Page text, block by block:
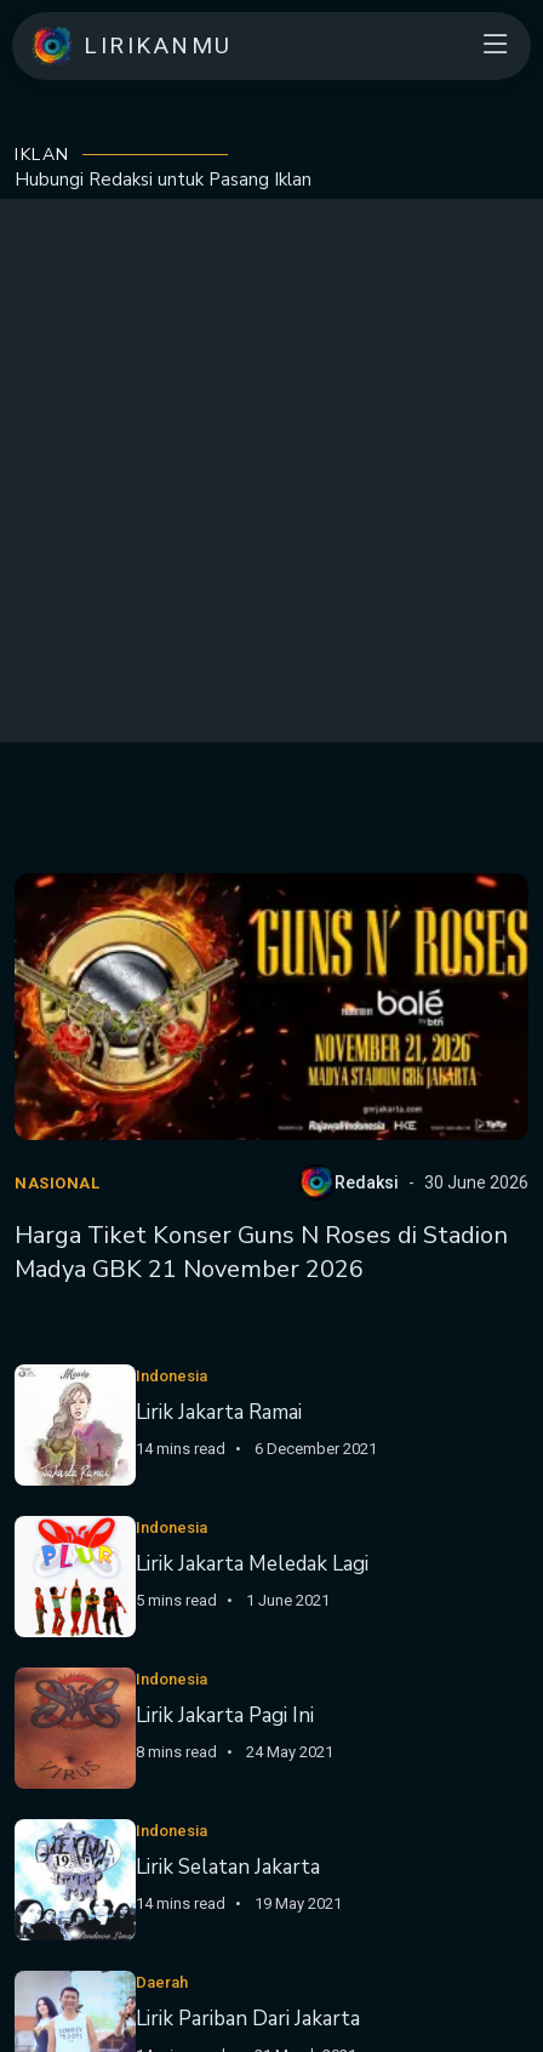
LIRIKANMU
IKLAN
Hubungi Redaksi untuk Pasang Iklan
NASIONAL Redaksi 30 June 2026
Harga Tiket Konser Guns N Roses di Stadion
Madya GBK 21 November 2026
Indonesia
Lirik Jakarta Ramai
14 mins read 6 December 2021
Indonesia
Lirik Jakarta Meledak Lagi
5 mins read 1 June 2021
Indonesia
Lirik Jakarta Pagi Ini
8 mins read 24 May 2021
Indonesia
Lirik Selatan Jakarta
14 mins read 19 May 2021
Daerah
Lirik Pariban Dari Jakarta